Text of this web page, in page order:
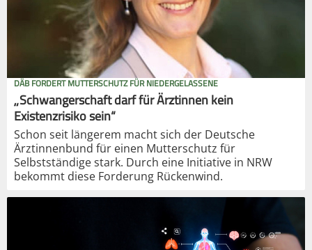
DÄB FORDERT MUTTERSCHUTZ FÜR NIEDERGELASSENE
„Schwangerschaft darf für Ärztinnen kein
Existenzrisiko sein“
Schon seit längerem macht sich der Deutsche
Ärztinnenbund für einen Mutterschutz für
Selbstständige stark. Durch eine Initiative in NRW
bekommt diese Forderung Rückenwind.